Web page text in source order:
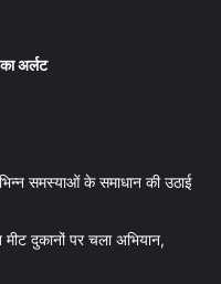
अर्लट
समस्याओं के समाधान की उठाई
मीट दुकानों पर चला अभियान,